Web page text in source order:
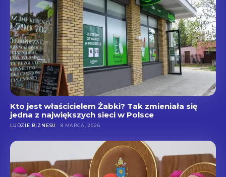
Kto jest właścicielem Żabki? Tak zmieniała się
jedna z największych sieci w Polsce
LUDZIE BIZNESU 8 MARCA, 2026